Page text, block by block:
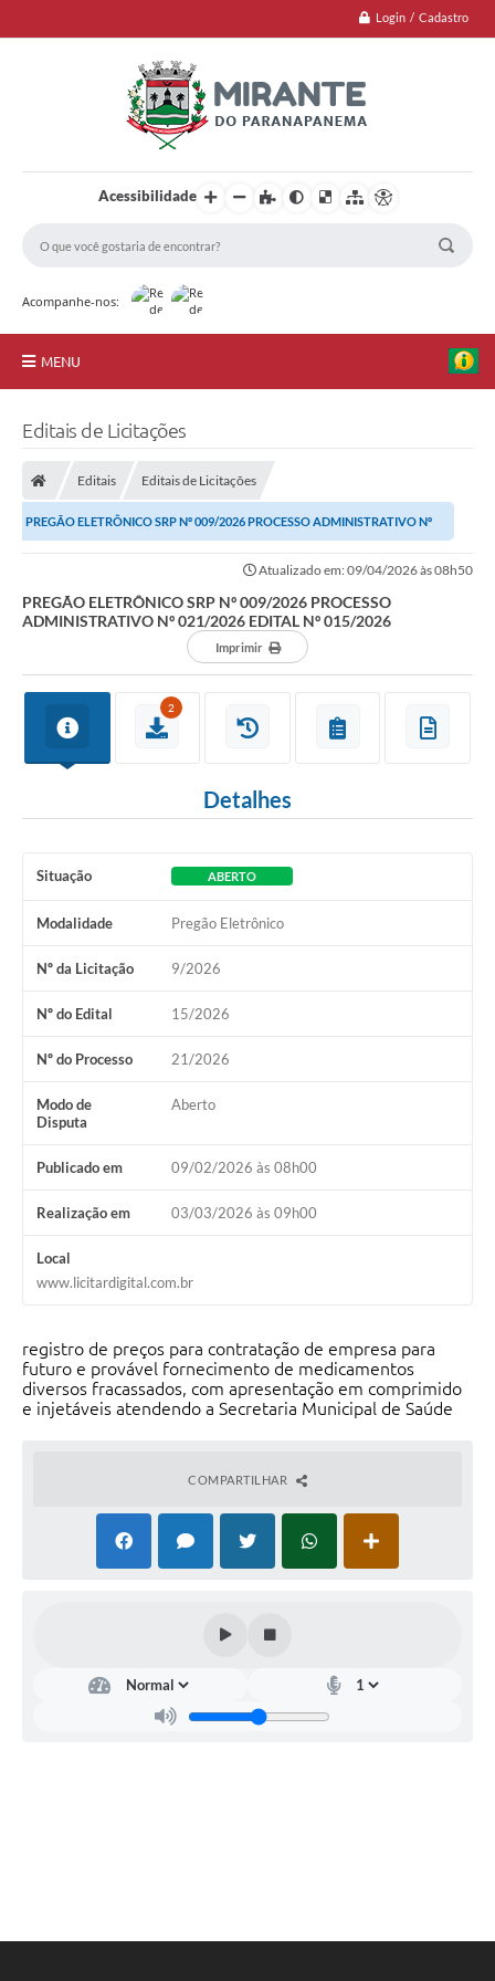
Login / Cadastro
Acessibilidade
Acompanhe-nos:
MENU
Transparência
Ouvidoria
Secretarias
Secretarias
Legislação
Audiências Públicas
Organograma
Notícias
Galeria de Fotos
Galeria de Vídeos
Arquivos para Download
Governo Digital
LGPD
Radar da Transparência Pública
Pesquisa de satisfação
Editais de Licitações
Editais Editais de Licitações
PREGÃO ELETRÔNICO SRP Nº 009/2026 PROCESSO ADMINISTRATIVO Nº
Atualizado em: 09/04/2026 às 08h50
PREGÃO ELETRÔNICO SRP Nº 009/2026 PROCESSO
ADMINISTRATIVO Nº 021/2026 EDITAL Nº 015/2026
Imprimir
2
Detalhes
Situação ABERTO
Modalidade Pregão Eletrônico
Nº da Licitação 9/2026
Nº do Edital 15/2026
Nº do Processo 21/2026
Modo de
Disputa
Aberto
Publicado em 09/02/2026 às 08h00
Realização em 03/03/2026 às 09h00
Local
www.licitardigital.com.br
registro de preços para contratação de empresa para
futuro e provável fornecimento de medicamentos
diversos fracassados, com apresentação em comprimido
e injetáveis atendendo a Secretaria Municipal de Saúde
COMPARTILHAR